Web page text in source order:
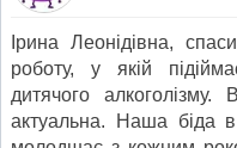
Ірина Леонідівна,
роботу, у якій
дитячого
актуальна. Наша біда